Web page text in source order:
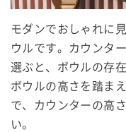
モダンでおしゃれに
ウルです。カウンタ
選ぶと、ボウルの存
ボウルの高さを踏ま
で、カウンターの高
い。